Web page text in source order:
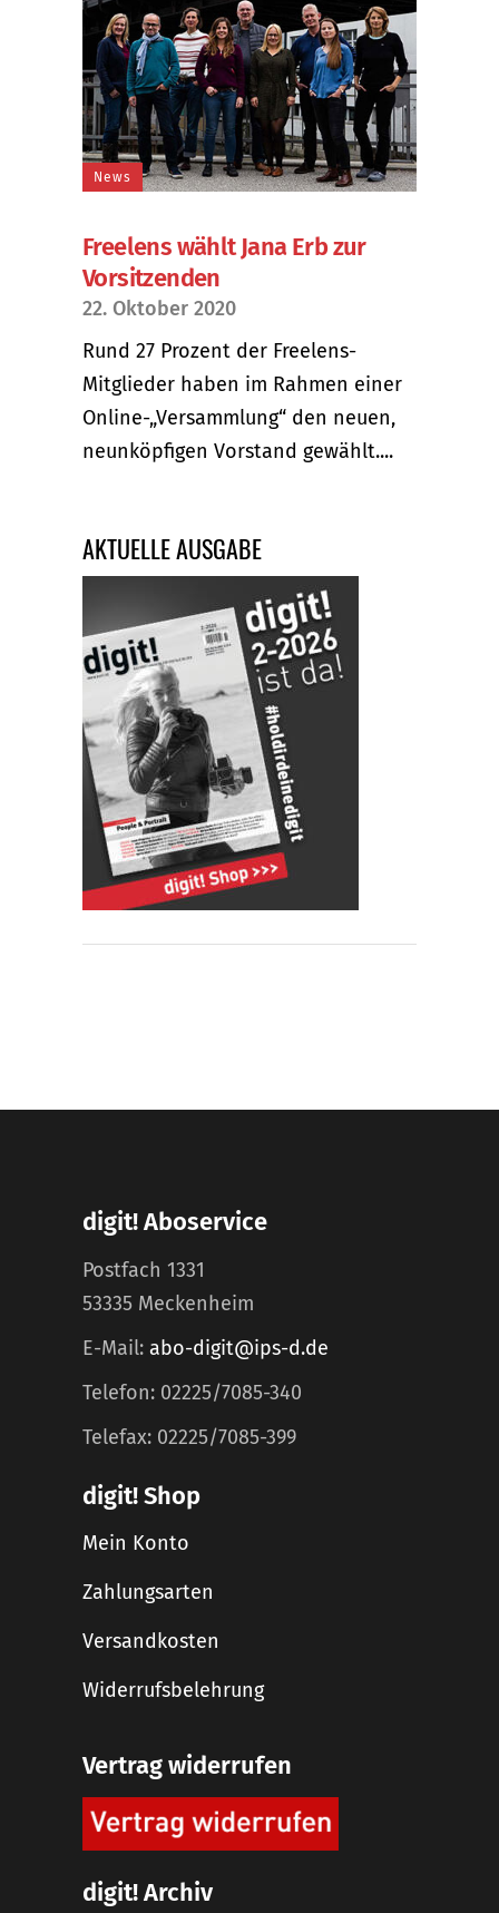
News
Freelens wählt Jana Erb zur
Vorsitzenden
22. Oktober 2020
Rund 27 Prozent der Freelens-
Mitglieder haben im Rahmen einer
Online-„Versammlung“ den neuen,
neunköpfigen Vorstand gewählt....
AKTUELLE AUSGABE
digit! Aboservice
Postfach 1331
53335 Meckenheim
E-Mail: abo-digit@ips-d.de
Telefon: 02225/7085-340
Telefax: 02225/7085-399
digit! Shop
Mein Konto
Zahlungsarten
Versandkosten
Widerrufsbelehrung
Vertrag widerrufen
digit! Archiv